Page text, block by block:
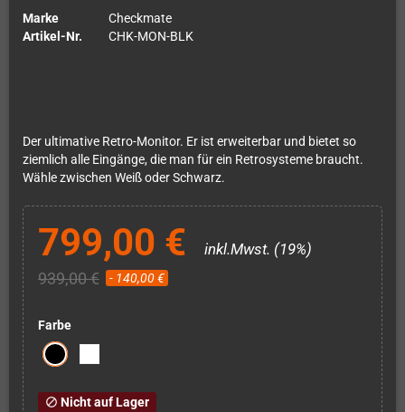
Marke
Checkmate
Artikel-Nr.
CHK-MON-BLK
Der ultimative Retro-Monitor. Er ist erweiterbar und bietet so
ziemlich alle Eingänge, die man für ein Retrosysteme braucht.
Wähle zwischen Weiß oder Schwarz.
799,00 € inkl.Mwst. (19%)
939,00 € - 140,00 €
Farbe
block Nicht auf Lager